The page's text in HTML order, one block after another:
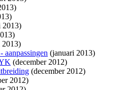
2013)
2013)
aanpassingen (januari 2013)
(december 2012)
(december 2012)
2012)